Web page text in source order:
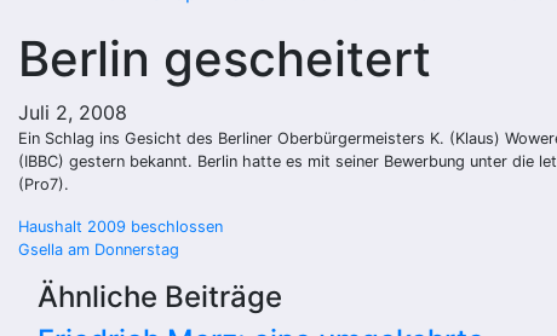
Berlin gescheitert
Juli 2, 2008
Ein Schlag ins Gesicht des Berliner Oberbürgermeisters K. (Klaus)
(IBBC) gestern bekannt. Berlin hatte es mit seiner Bewerbung unter die
(Pro7).
Beitragsnavigation
Haushalt 2009 beschlossen
Gsella am Donnerstag
Ähnliche Beiträge